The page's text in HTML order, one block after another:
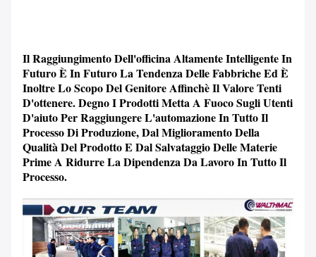
Il Raggiungimento Dell'officina Altamente Intelligente In
Futuro È In Futuro La Tendenza Delle Fabbriche Ed È
Inoltre Lo Scopo Del Genitore Affinchè Il Valore Tenti
D'ottenere. Degno I Prodotti Metta A Fuoco Sugli Utenti
D'aiuto Per Raggiungere L'automazione In Tutto Il
Processo Di Produzione, Dal Miglioramento Della
Qualità Del Prodotto E Dal Salvataggio Delle Materie
Prime A Ridurre La Dipendenza Da Lavoro In Tutto Il
Processo.